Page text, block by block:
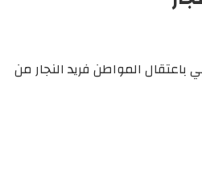
باعتقال المواطن فريد النجار من